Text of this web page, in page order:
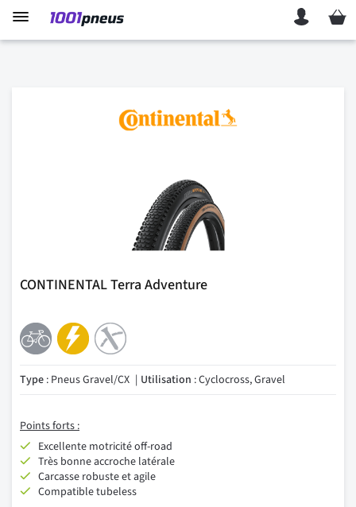
Mon
CONTINENTAL Terra Adventure
Type : Pneus Gravel/CX Utilisation : Cyclocross, Gravel
Points forts :
Excellente motricité off-road
Très bonne accroche latérale
Carcasse robuste et agile
Compatible tubeless